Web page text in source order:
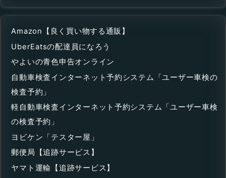
Amazon【良く買い物する通販】
UberEatsの配達員になろう
やよいの青色申告オンライン
自動車検査インターネット予約システム「ユーザー車検の
検査予約」
軽自動車検査インターネット予約システム「ユーザー車検
の検査予約」
ヨビケン「テスター屋」
郵便局【追跡サービス】
ヤマト運輸【追跡サービス】